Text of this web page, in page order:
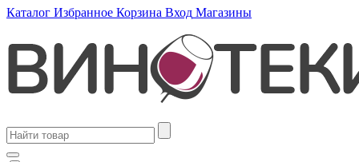
Каталог Избранное Корзина Вход Магазины